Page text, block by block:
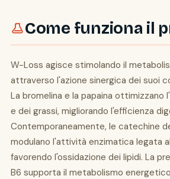
Come funziona il
W-Loss agisce stimolando il
attraverso l'azione sinergica dei suoi
La bromelina e la papaina ottimizzano
e dei grassi, migliorando l'efficienza
Contemporaneamente, le catechine
modulano l'attività enzimatica legata
favorendo l'ossidazione dei lipidi. La
B6 supporta il metabolismo